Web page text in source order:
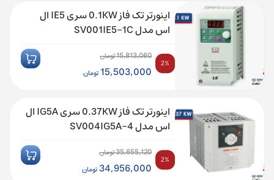
130,057,140 تومان
بود.
فعلی:
127,507,000 تومان.
اینورتر تک فاز 0.1KW سری IE5 ال
اس مدل SV001IE5-1C
15,813,060تومان
قیمت
15,813,060 تومان
بود.
15,503,000تومان
فعلی:
15,503,000 تومان.
2%
اینورتر تک فاز 0.37KW سری IG5A ال
اس مدل SV004IG5A-4
35,655,120تومان
قیمت
34,956,000تومان
2%